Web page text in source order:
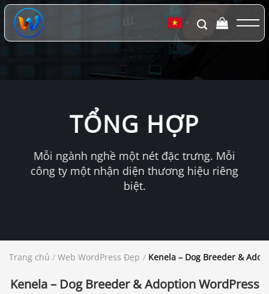
Chuyển
đến
dung
▼
TỔNG HỢP
Mỗi ngành nghề một nét đặc trưng. Mỗi
công ty một nhận diện thương hiệu riêng
biệt.
Trang chủ / Web WordPress Đẹp / Kenela – Dog Breeder &
Kenela – Dog Breeder & Adoption WordPress